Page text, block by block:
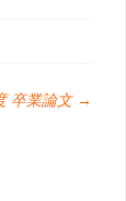
卒業論文 →